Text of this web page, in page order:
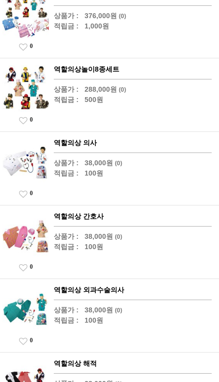
상품가 : 376,000원 (0)
적립금 : 1,000원
0
역할의상놀이8종세트
상품가 : 288,000원 (0)
적립금 : 500원
0
역할의상 의사
상품가 : 38,000원 (0)
적립금 : 100원
0
역할의상 간호사
상품가 : 38,000원 (0)
적립금 : 100원
0
역할의상 외과수술의사
상품가 : 38,000원 (0)
적립금 : 100원
0
역할의상 해적